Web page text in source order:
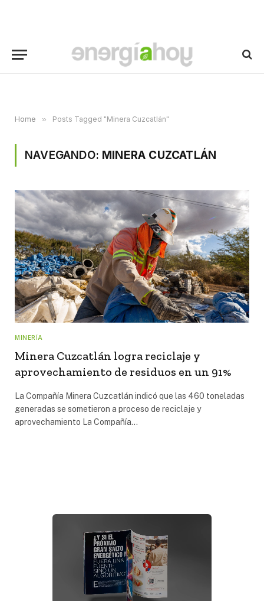
Home » Posts Tagged "Minera Cuzcatlán"
NAVEGANDO: MINERA CUZCATLÁN
MINERÍA
Minera Cuzcatlán logra reciclaje y
aprovechamiento de residuos en un 91%
La Compañía Minera Cuzcatlán indicó que las 460 toneladas
generadas se sometieron a proceso de reciclaje y
aprovechamiento La Compañía…